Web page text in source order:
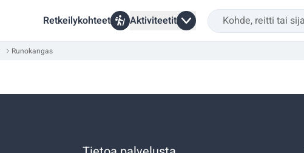
Retkeilykohteet Aktiviteetit
Runokangas